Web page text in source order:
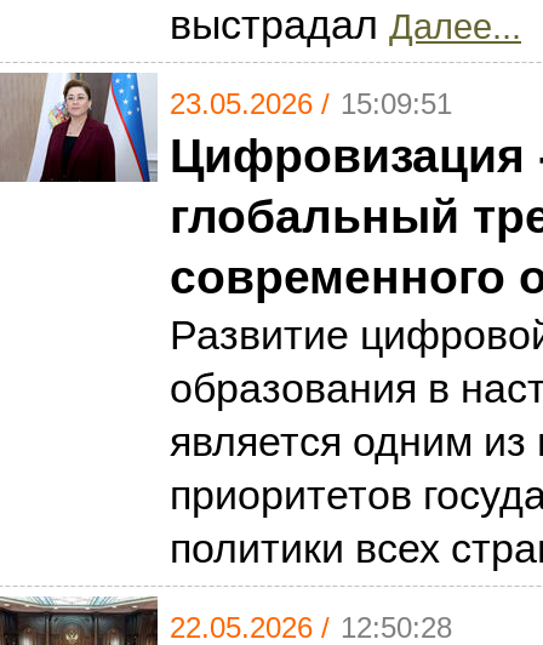
выстрадал Далее...
23.05.2026 / 15:09:51
Цифровизация
глобальный
современного
Развитие
образования в
является одним из
приоритетов
политики всех
22.05.2026 / 12:50:28